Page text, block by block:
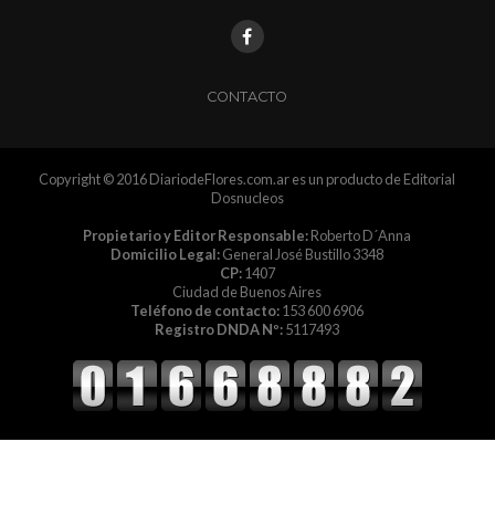
CONTACTO
Copyright © 2016 DiariodeFlores.com.ar es un producto de Editorial
Dosnucleos
Propietario y Editor Responsable:Roberto D´Anna
Domicilio Legal:General José Bustillo 3348
CP:1407
Ciudad de Buenos Aires
Teléfono de contacto:153 600 6906
Registro DNDA Nº:5117493